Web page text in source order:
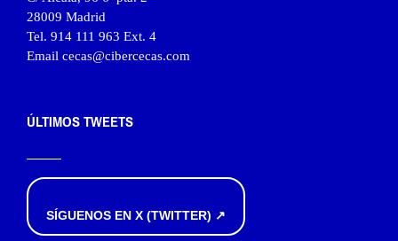
28009 Madrid
Tel. 914 111 963 Ext. 4
Email cecas@cibercecas.com
ÚLTIMOS TWEETS
SÍGUENOS EN X (TWITTER) ↗